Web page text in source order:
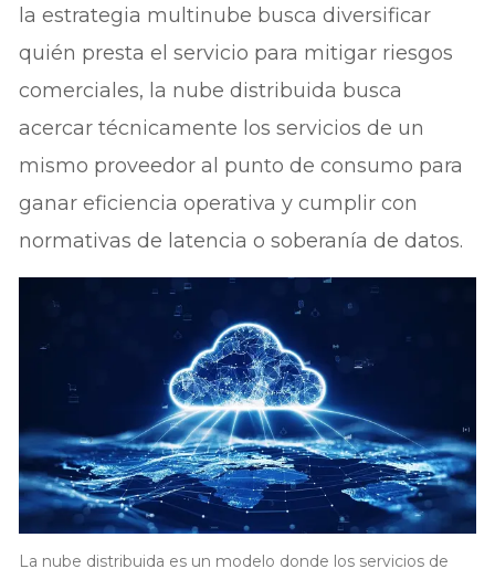
la estrategia multinube busca diversificar
quién presta el servicio para mitigar riesgos
comerciales, la nube distribuida busca
acercar técnicamente los servicios de un
mismo proveedor al punto de consumo para
ganar eficiencia operativa y cumplir con
normativas de latencia o soberanía de datos.
La nube distribuida es un modelo donde los servicios de